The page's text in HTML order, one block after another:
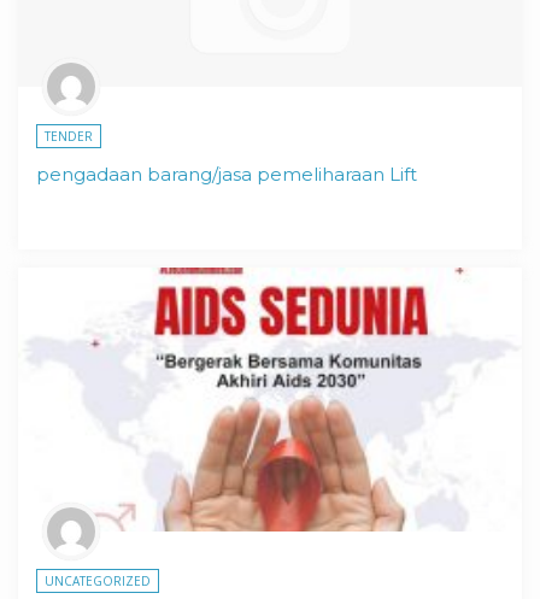
TENDER
pengadaan barang/jasa pemeliharaan Lift
UNCATEGORIZED